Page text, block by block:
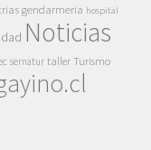
gendarmeria hospital
Noticias
sernatur taller Turismo